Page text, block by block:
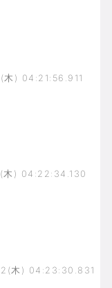
木) 04:21:56.911
木) 04:22:34.130
木) 04:23:30.831